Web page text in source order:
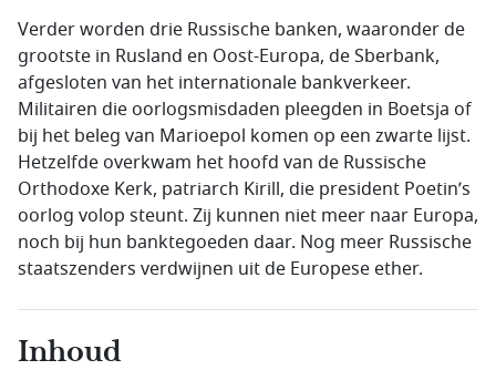
Verder worden drie Russische banken, waaronder de
grootste in Rusland en Oost-Europa, de Sberbank,
afgesloten van het internationale bankverkeer.
Militairen die oorlogsmisdaden pleegden in Boetsja of
bij het beleg van Marioepol komen op een zwarte lijst.
Hetzelfde overkwam het hoofd van de Russische
Orthodoxe Kerk, patriarch Kirill, die president Poetin’s
oorlog volop steunt. Zij kunnen niet meer naar Europa,
noch bij hun banktegoeden daar. Nog meer Russische
staatszenders verdwijnen uit de Europese ether.
Inhoud